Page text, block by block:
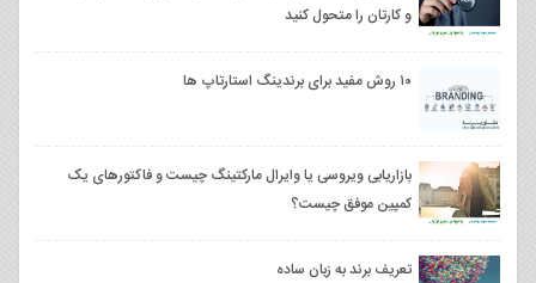
و کارتان را متحول کنید
۱۰ روش مفید برای برندینگ استارتاپ ها
بازاریابی ویروسی یا وایرال مارکتینگ چیست و فاکتورهای یک
کمپین موفق چیست؟
تعریف برند به زبان ساده